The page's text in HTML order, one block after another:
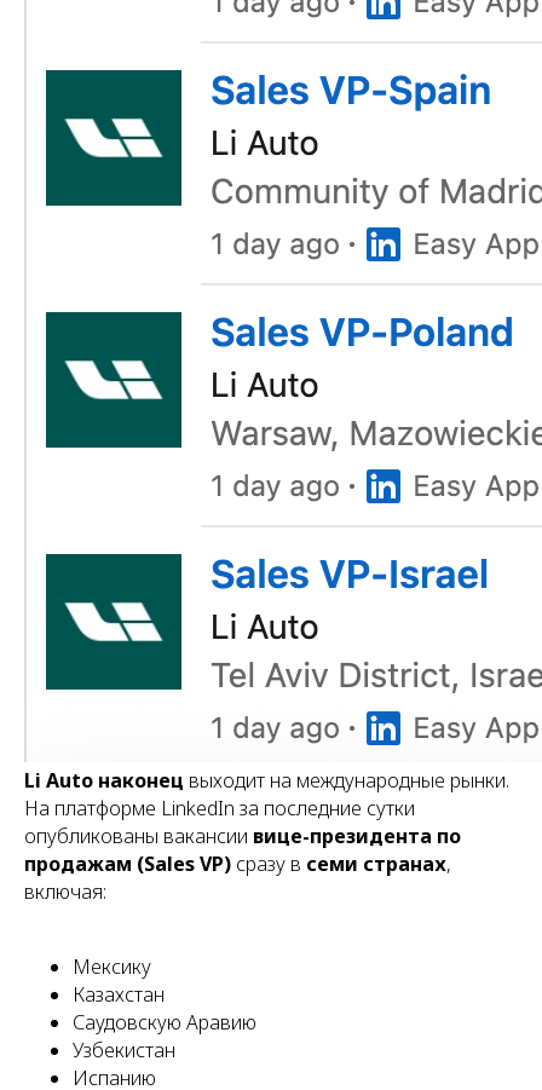
Li Auto наконец выходит на международные рынки.
На платформе LinkedIn за последние сутки
опубликованы вакансии вице-президента по
продажам (Sales VP) сразу в семи странах,
включая:
Мексику
Казахстан
Саудовскую Аравию
Узбекистан
Испанию